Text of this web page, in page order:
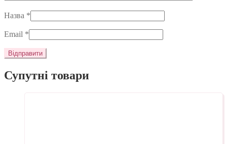
Назва *
Email *
Супутні товари